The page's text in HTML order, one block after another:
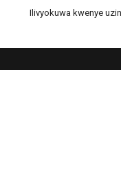
Ilivyokuwa kwenye